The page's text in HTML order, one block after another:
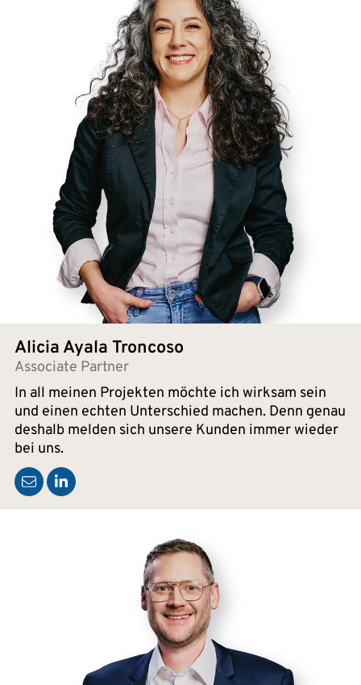
Alicia Ayala Troncoso
Associate Partner
In all meinen Projekten möchte ich wirksam sein
und einen echten Unterschied machen. Denn genau
deshalb melden sich unsere Kunden immer wieder
bei uns.